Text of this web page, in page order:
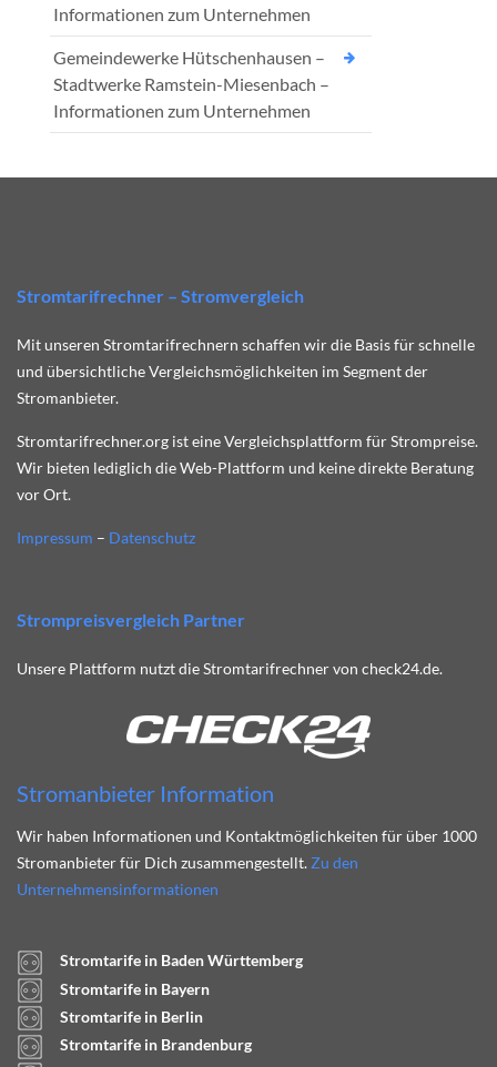
Informationen zum Unternehmen
Gemeindewerke Hütschenhausen –
Stadtwerke Ramstein-Miesenbach –
Informationen zum Unternehmen
Stromtarifrechner – Stromvergleich
Mit unseren Stromtarifrechnern schaffen wir die Basis für schnelle
und übersichtliche Vergleichsmöglichkeiten im Segment der
Stromanbieter.
Stromtarifrechner.org ist eine Vergleichsplattform für Strompreise.
Wir bieten lediglich die Web-Plattform und keine direkte Beratung
vor Ort.
Impressum – Datenschutz
Strompreisvergleich Partner
Unsere Plattform nutzt die Stromtarifrechner von check24.de.
Stromanbieter Information
Wir haben Informationen und Kontaktmöglichkeiten für über 1000
Stromanbieter für Dich zusammengestellt. Zu den
Unternehmensinformationen
Stromtarife in Baden Württemberg
Stromtarife in Bayern
Stromtarife in Berlin
Stromtarife in Brandenburg